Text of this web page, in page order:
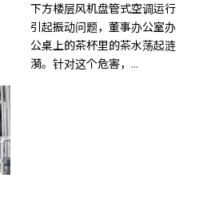
下方楼层风机盘管式空调运行
引起振动问题，董事办公室办
公桌上的茶杯里的茶水荡起涟
漪。针对这个危害，...